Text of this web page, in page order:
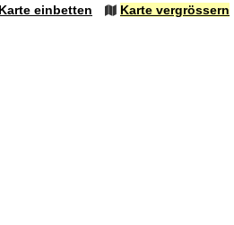
Karte einbetten Karte vergrössern